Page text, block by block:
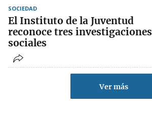
SOCIEDAD
El Instituto de la Juventud
reconoce tres investigaciones
sociales
Ver más